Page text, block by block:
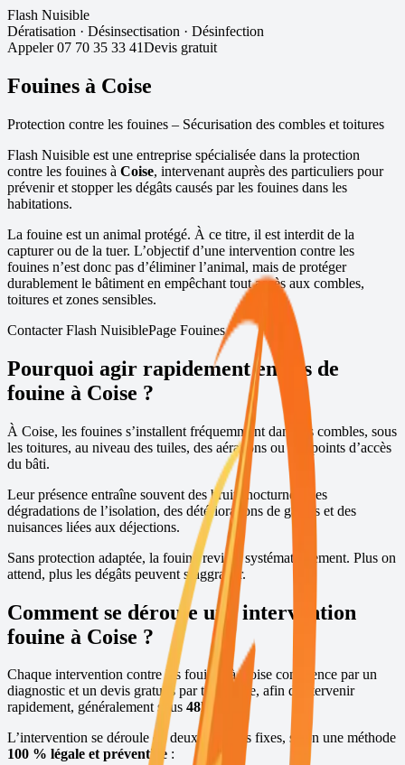
Flash Nuisible
Dératisation · Désinsectisation · Désinfection
Appeler 07 70 35 33 41Devis gratuit
Fouines à Coise
Protection contre les fouines – Sécurisation des combles et toitures
Flash Nuisible est une entreprise spécialisée dans la protection
contre les fouines à Coise, intervenant auprès des particuliers pour
prévenir et stopper les dégâts causés par les fouines dans les
habitations.
La fouine est un animal protégé. À ce titre, il est interdit de la
capturer ou de la tuer. L’objectif d’une intervention contre les
fouines n’est donc pas d’éliminer l’animal, mais de protéger
durablement le bâtiment en empêchant tout accès aux combles,
toitures et zones sensibles.
Contacter Flash NuisiblePage Fouines
Pourquoi agir rapidement en cas de
fouine à Coise ?
À Coise, les fouines s’installent fréquemment dans les combles, sous
les toitures, au niveau des tuiles, des aérations ou des points d’accès
du bâti.
Leur présence entraîne souvent des bruits nocturnes, des
dégradations de l’isolation, des détériorations de gaines et des
nuisances liées aux déjections.
Sans protection adaptée, la fouine revient systématiquement. Plus on
attend, plus les dégâts peuvent s’aggraver.
Comment se déroule une intervention
fouine à Coise ?
Chaque intervention contre les fouines àCoise commence par un
diagnostic et un devis gratuits par téléphone, afin d’intervenir
rapidement, généralement sous 48h
L’intervention se déroule en deux passages fixes, selon une méthode
100 % légale et préventive :